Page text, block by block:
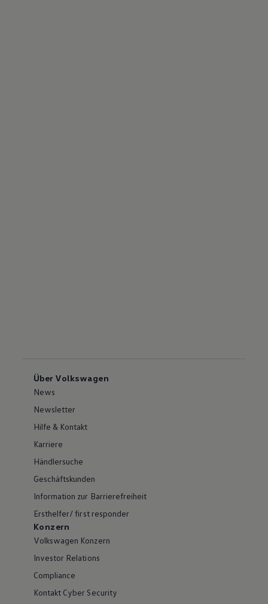
Über Volkswagen
News
Newsletter
Hilfe & Kontakt
Karriere
Händlersuche
Geschäftskunden
Information zur Barrierefreiheit
Ersthelfer/ first responder
Konzern
Volkswagen Konzern
Investor Relations
Compliance
Kontakt Cyber Security